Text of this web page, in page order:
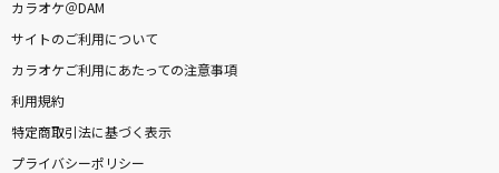
カラオケ＠DAM
サイトのご利用について
カラオケご利用にあたっての注意事項
利用規約
特定商取引法に基づく表示
プライバシーポリシー